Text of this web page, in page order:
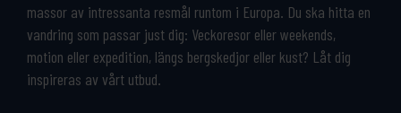
massor av intressanta resmål runtom i Europa. Du ska hitta en
vandring som passar just dig: Veckoresor eller weekends,
motion eller expedition, längs bergskedjor eller kust? Låt dig
inspireras av vårt utbud.